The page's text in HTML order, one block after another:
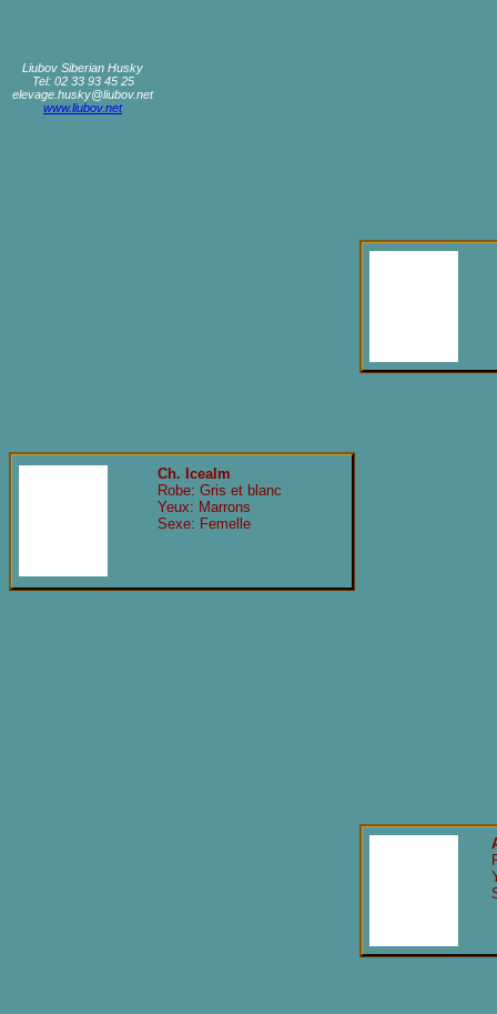
Liubov Siberian Husky
Tel: 02 33 93 45 25
elevage.husky@liubov.net
www.liubov.net
Ch. Icealm
Robe: Gris et blanc
Yeux: Marrons
Sexe: Femelle